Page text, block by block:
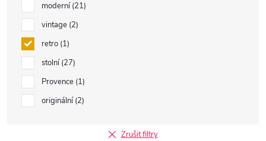
moderní 21
vintage 2
retro 1
stolní 27
Provence 1
originální 2
Zrušit filtry